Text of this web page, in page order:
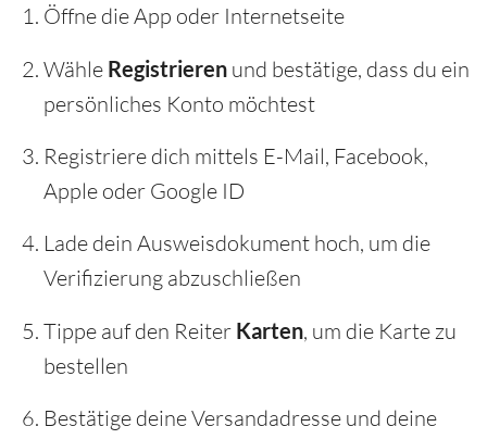
Öffne die App oder Internetseite
Wähle Registrieren und bestätige, dass du ein
persönliches Konto möchtest
Registriere dich mittels E-Mail, Facebook,
Apple oder Google ID
Lade dein Ausweisdokument hoch, um die
Verifizierung abzuschließen
Tippe auf den Reiter Karten, um die Karte zu
bestellen
Bestätige deine Versandadresse und deine